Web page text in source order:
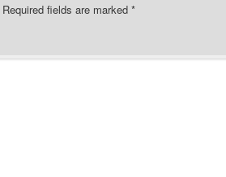
Required fields are marked *